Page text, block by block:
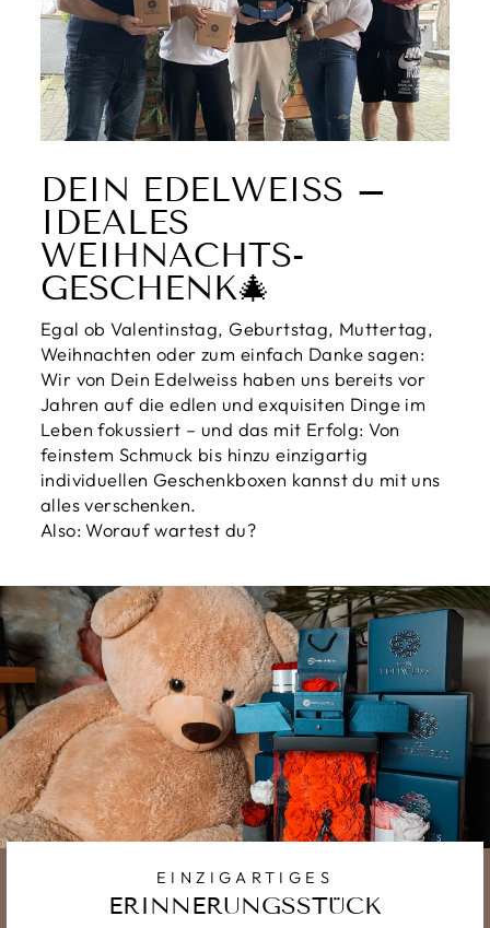
DEIN EDELWEISS – I
DEALES W
EIHNACHTS-G
ESCHENK🎄
Egal ob Valentinstag, Geburtstag, Muttertag,
Weihnachten oder zum einfach Danke sagen:
Wir von Dein Edelweiss haben uns bereits vor
Jahren auf die edlen und exquisiten Dinge im
Leben fokussiert – und das mit Erfolg: Von
feinstem Schmuck bis hinzu einzigartig
individuellen Geschenkboxen kannst du mit uns
alles verschenken.
Also: Worauf wartest du?
EINZIGARTIGES
ERINNERUNGSSTÜCK